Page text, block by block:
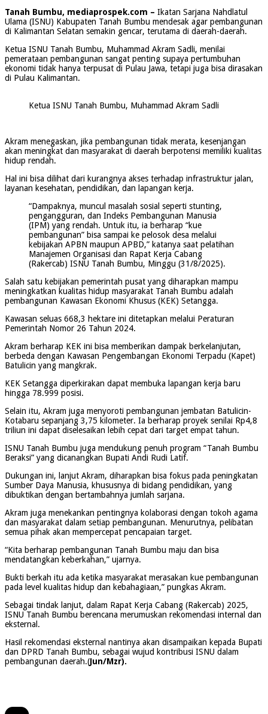
Tanah Bumbu, mediaprospek.com – Ikatan Sarjana Nahdlatul
Ulama (ISNU) Kabupaten Tanah Bumbu mendesak agar pembangunan
di Kalimantan Selatan semakin gencar, terutama di daerah-daerah.
Ketua ISNU Tanah Bumbu, Muhammad Akram Sadli, menilai
pemerataan pembangunan sangat penting supaya pertumbuhan
ekonomi tidak hanya terpusat di Pulau Jawa, tetapi juga bisa dirasakan
di Pulau Kalimantan.
Ketua ISNU Tanah Bumbu, Muhammad Akram Sadli
Akram menegaskan, jika pembangunan tidak merata, kesenjangan
akan meningkat dan masyarakat di daerah berpotensi memiliki kualitas
hidup rendah.
Hal ini bisa dilihat dari kurangnya akses terhadap infrastruktur jalan,
layanan kesehatan, pendidikan, dan lapangan kerja.
“Dampaknya, muncul masalah sosial seperti stunting,
pengangguran, dan Indeks Pembangunan Manusia
(IPM) yang rendah. Untuk itu, ia berharap “kue
pembangunan” bisa sampai ke pelosok desa melalui
kebijakan APBN maupun APBD,” katanya saat pelatihan
Manajemen Organisasi dan Rapat Kerja Cabang
(Rakercab) ISNU Tanah Bumbu, Minggu (31/8/2025).
Salah satu kebijakan pemerintah pusat yang diharapkan mampu
meningkatkan kualitas hidup masyarakat Tanah Bumbu adalah
pembangunan Kawasan Ekonomi Khusus (KEK) Setangga.
Kawasan seluas 668,3 hektare ini ditetapkan melalui Peraturan
Pemerintah Nomor 26 Tahun 2024.
Akram berharap KEK ini bisa memberikan dampak berkelanjutan,
berbeda dengan Kawasan Pengembangan Ekonomi Terpadu (Kapet)
Batulicin yang mangkrak.
KEK Setangga diperkirakan dapat membuka lapangan kerja baru
hingga 78.999 posisi.
Selain itu, Akram juga menyoroti pembangunan jembatan Batulicin-
Kotabaru sepanjang 3,75 kilometer. Ia berharap proyek senilai Rp4,8
triliun ini dapat diselesaikan lebih cepat dari target empat tahun.
ISNU Tanah Bumbu juga mendukung penuh program “Tanah Bumbu
Beraksi” yang dicanangkan Bupati Andi Rudi Latif.
Dukungan ini, lanjut Akram, diharapkan bisa fokus pada peningkatan
Sumber Daya Manusia, khususnya di bidang pendidikan, yang
dibuktikan dengan bertambahnya jumlah sarjana.
Akram juga menekankan pentingnya kolaborasi dengan tokoh agama
dan masyarakat dalam setiap pembangunan. Menurutnya, pelibatan
semua pihak akan mempercepat pencapaian target.
“Kita berharap pembangunan Tanah Bumbu maju dan bisa
mendatangkan keberkahan,” ujarnya.
Bukti berkah itu ada ketika masyarakat merasakan kue pembangunan
pada level kualitas hidup dan kebahagiaan,” pungkas Akram.
Sebagai tindak lanjut, dalam Rapat Kerja Cabang (Rakercab) 2025,
ISNU Tanah Bumbu berencana merumuskan rekomendasi internal dan
eksternal.
Hasil rekomendasi eksternal nantinya akan disampaikan kepada Bupati
dan DPRD Tanah Bumbu, sebagai wujud kontribusi ISNU dalam
pembangunan daerah.(Jun/Mzr).